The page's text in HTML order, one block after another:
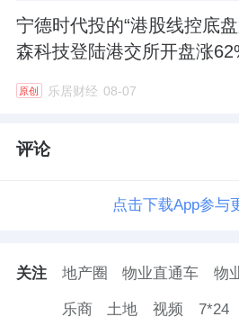
宁德时代投的“港股线控底
森科技登陆港交所开盘涨
原创 乐居财经 08-07
评论
点击下载App参与
关注 地产圈 物业直通车 物
乐商 土地 视频 7*24